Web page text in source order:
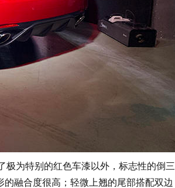
为特别的红色车漆以外，标志性的倒三
的融合度很高；轻微上翘的尾部搭配双边